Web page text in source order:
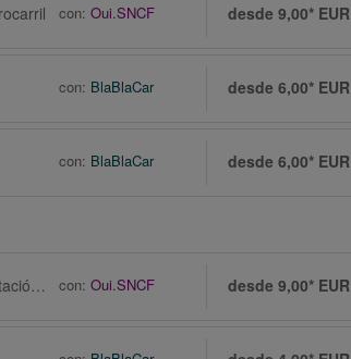
con: Oui.SNCF desde 9,00* EUR
con: BlaBlaCar desde 6,00* EUR
con: BlaBlaCar desde 6,00* EUR
Bouaye via Nantes, Estación de ferrocarril con: Oui.SNCF desde 9,00* EUR